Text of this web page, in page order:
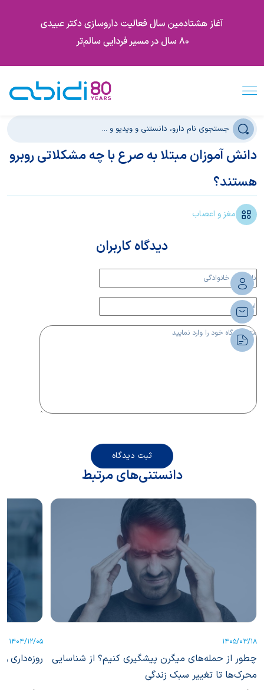
دانش آموزان مبتلا به صرع با چه مشکلاتی روبرو
هستند؟
مغز و اعصاب
دیدگاه کاربران
ثبت دیدگاه
دانستنی‌های مرتبط
1405/03/18
چطور از حمله‌های میگرن پیشگیری کنیم؟ از شناسایی
محرک‌ها تا تغییر سبک زندگی
1404/12/05
روزه‌داری